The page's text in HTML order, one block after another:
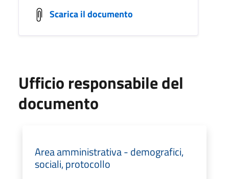
Scarica il documento
Ufficio responsabile del
documento
Area amministrativa - demografici,
sociali, protocollo